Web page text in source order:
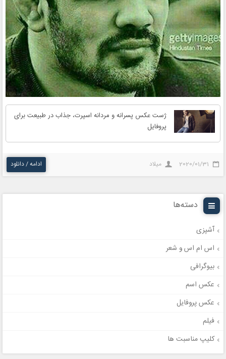
ژست عکس پسرانه و مردانه اسپرت، جذاب در طبیعت برای
پروفایل
2020/01/31 میلاد ادامه / دانلود
دسته‌ها
آشپزی
اس ام اس و شعر
بیوگرافی
عکس اسم
عکس پروفایل
فیلم
کلیپ مناسبت ها